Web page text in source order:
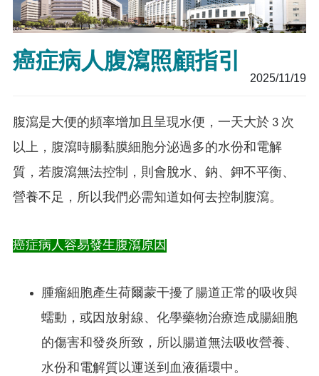
癌症病人腹瀉照顧指引
2025/11/19
腹瀉是大便的頻率增加且呈現水便，一天大於 3 次
以上，腹瀉時腸黏膜細胞分泌過多的水份和電解
質，若腹瀉無法控制，則會脫水、鈉、鉀不平衡、
營養不足，所以我們必需知道如何去控制腹瀉。
癌症病人容易發生腹瀉原因
腫瘤細胞產生荷爾蒙干擾了腸道正常的吸收與
蠕動，或因放射線、化學藥物治療造成腸細胞
的傷害和發炎所致，所以腸道無法吸收營養、
水份和電解質以運送到血液循環中。